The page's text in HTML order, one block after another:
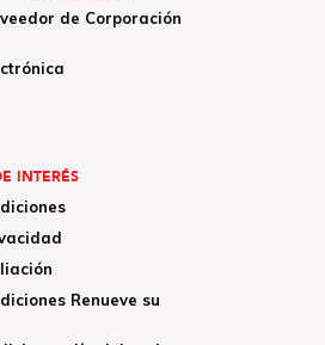
de Corporación
INTERÉS
Renueve su